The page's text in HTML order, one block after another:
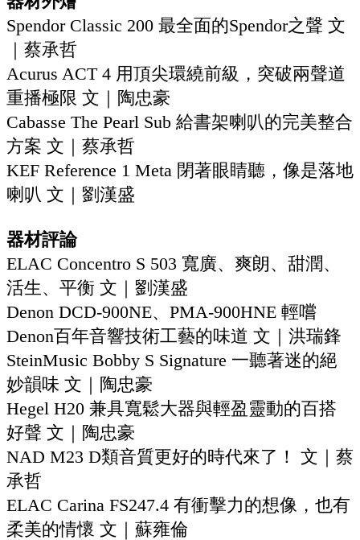
Spendor Classic 200 最全面的Spendor之聲 文
｜蔡承哲
Acurus ACT 4 用頂尖環繞前級，突破兩聲道
重播極限 文｜陶忠豪
Cabasse The Pearl Sub 給書架喇叭的完美整合
方案 文｜蔡承哲
KEF Reference 1 Meta 閉著眼睛聽，像是落地
喇叭 文｜劉漢盛
器材評論
ELAC Concentro S 503 寬廣、爽朗、甜潤、
活生、平衡 文｜劉漢盛
Denon DCD-900NE、PMA-900HNE 輕嚐
Denon百年音響技術工藝的味道 文｜洪瑞鋒
SteinMusic Bobby S Signature 一聽著迷的絕
妙韻味 文｜陶忠豪
Hegel H20 兼具寬鬆大器與輕盈靈動的百搭
好聲 文｜陶忠豪
NAD M23 D類音質更好的時代來了！ 文｜蔡
承哲
ELAC Carina FS247.4 有衝擊力的想像，也有
柔美的情懷 文｜蘇雍倫